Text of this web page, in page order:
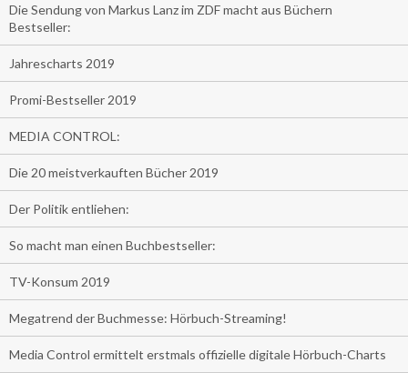
Die Sendung von Markus Lanz im ZDF macht aus Büchern
Bestseller:
Jahrescharts 2019
Promi-Bestseller 2019
MEDIA CONTROL:
Die 20 meistverkauften Bücher 2019
Der Politik entliehen:
So macht man einen Buchbestseller:
TV-Konsum 2019
Megatrend der Buchmesse: Hörbuch-Streaming!
Media Control ermittelt erstmals offizielle digitale Hörbuch-Charts